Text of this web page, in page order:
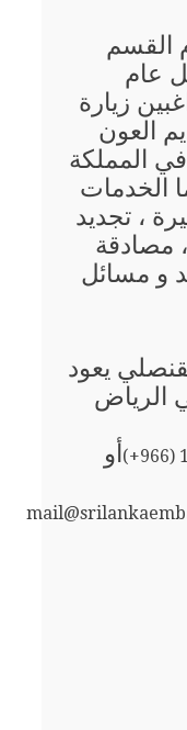
القسم
عام
زيارة
العون
المملكة
الخدمات
، تجديد
مصادقة
و مسائل
يعود
الرياض
(+966)أو